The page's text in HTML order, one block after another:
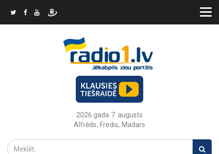
2026.gada 7. augusts
Alfrēds, Fredis, Madars